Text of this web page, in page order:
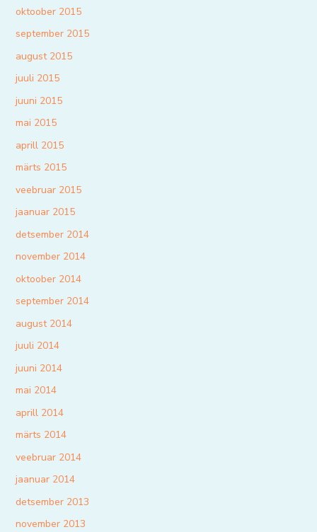
oktoober 2015
september 2015
august 2015
juuli 2015
juuni 2015
mai 2015
aprill 2015
märts 2015
veebruar 2015
jaanuar 2015
detsember 2014
november 2014
oktoober 2014
september 2014
august 2014
juuli 2014
juuni 2014
mai 2014
aprill 2014
märts 2014
veebruar 2014
jaanuar 2014
detsember 2013
november 2013